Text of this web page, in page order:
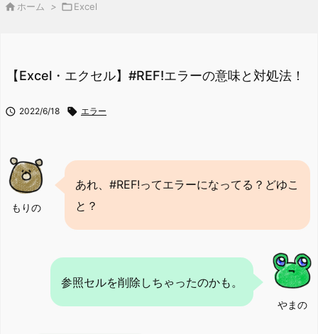
検索
 ホーム > Excel
【Excel・エクセル】#REF!エラーの意味と対処法！
 2022/6/18  エラー
もりの
あれ、#REF!ってエラーになってる？どゆこ
と？
やまの
参照セルを削除しちゃったのかも。